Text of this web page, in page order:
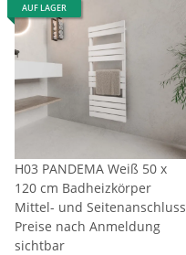
AUF LAGER
H03 PANDEMA Weiß 50 x
120 cm Badheizkörper
Mittel- und Seitenanschluss
Preise nach Anmeldung
sichtbar